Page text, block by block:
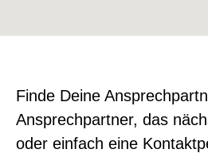
Finde Deine
Ansprechpartner, das
oder einfach eine